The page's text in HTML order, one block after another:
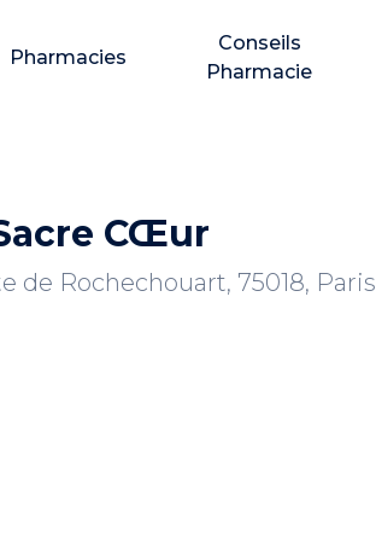
Pharmacies
Conseils
Pharmacie
CŒur
de Rochechouart, 75018, Paris